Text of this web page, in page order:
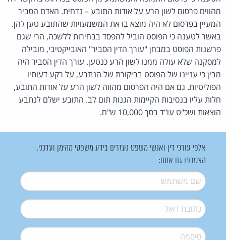
מהווים פרסום לשון הרע על אודות התובע – נדחית. האדם הסביר
המעיין בפרסום לא היה מוצא בו את המשמעויות שהתובע טען להן.
באשר לטענה כי הפוסט הוביל להפסד בבחירות ללשכה, הרי שגם
פרשנות הפוסט במבחן "עורך הדין הסביר" האובייקטיבי, מובילה
למסקנה שלא עולה ממנו לשון הרע כנטען. עורך הדין הסביר היה
מבין כי עניינו של הפוסט בביקורת של הנתבע, על רקע דעותיו
הפוליטיות. גם אם היה הפרסום מהווה לשון הרע על אודות התובע,
חלות עליו בנסיבות הקיימות הגנות תום לב. התובע ישלם לנתבע
הוצאות ושכ"ט עו"ד בסך 10,000 ש"ח.
אלפי עורכי דין ואנשי משפט נעזרים בידע משפטי מהימן ועדכני.
הצטרפו גם אתם:
שם משתמש*
דואל*
סיסמה*